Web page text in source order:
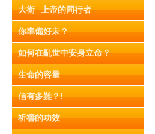
大衛─上帝的同行者
你準備好未？
如何在亂世中安身立命？
生命的容量
信有多難？!
祈禱的功效